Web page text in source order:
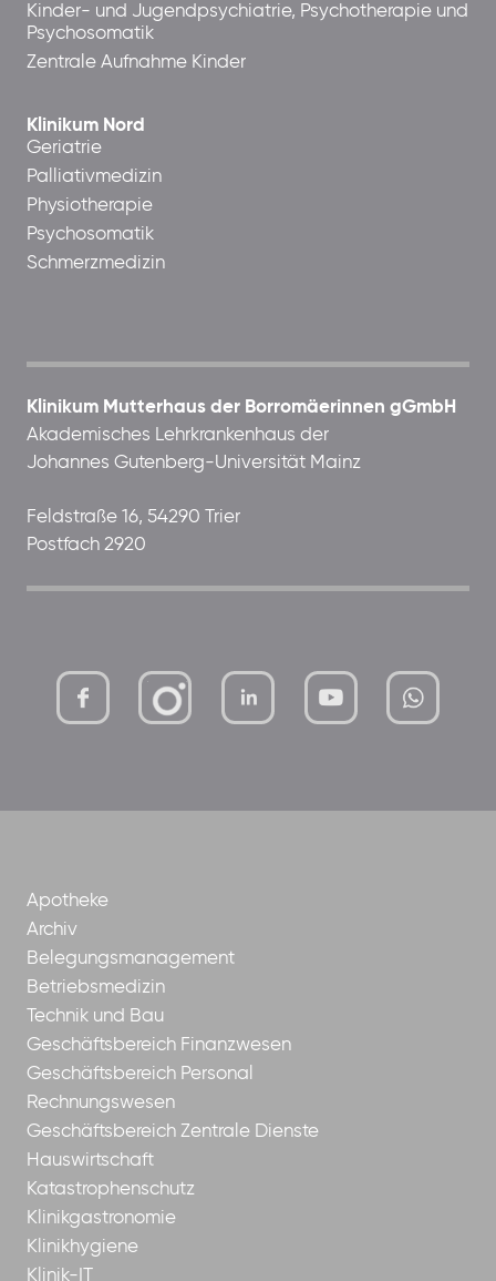
Kinder- und Jugendpsychiatrie, Psychotherapie und
Psychosomatik
Zentrale Aufnahme Kinder
Klinikum Nord
Geriatrie
Palliativmedizin
Physiotherapie
Psychosomatik
Schmerzmedizin
Klinikum Mutterhaus der Borromäerinnen gGmbH
Akademisches Lehrkrankenhaus der
Johannes Gutenberg-Universität Mainz
Feldstraße 16, 54290 Trier
Postfach 2920
mutterhaus-xMBTtqOwC1KKBww
Apotheke
Archiv
Belegungsmanagement
Betriebsmedizin
Technik und Bau
Geschäftsbereich Finanzwesen
Geschäftsbereich Personal
Rechnungswesen
Geschäftsbereich Zentrale Dienste
Hauswirtschaft
Katastrophenschutz
Klinikgastronomie
Klinikhygiene
Klinik-IT